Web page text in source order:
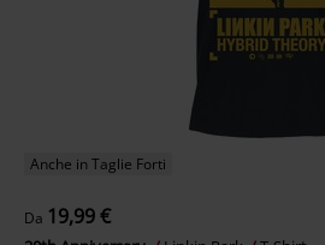
Anche in Taglie Forti
Da 19,99 €